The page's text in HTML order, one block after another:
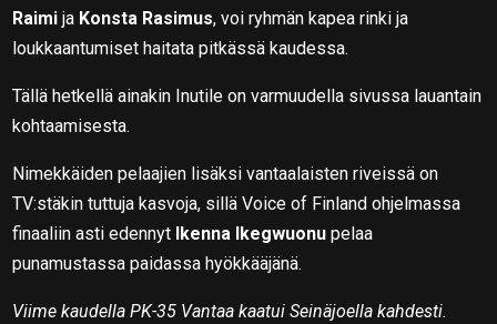
Raimi ja Konsta Rasimus, voi ryhmän kapea rinki ja
loukkaantumiset haitata pitkässä kaudessa.
Tällä hetkellä ainakin Inutile on varmuudella sivussa lauantain
kohtaamisesta.
Nimekkäiden pelaajien lisäksi vantaalaisten riveissä on
TV:stäkin tuttuja kasvoja, sillä Voice of Finland ohjelmassa
finaaliin asti edennyt Ikenna Ikegwuonu pelaa
punamustassa paidassa hyökkääjänä.
Viime kaudella PK-35 Vantaa kaatui Seinäjoella kahdesti.